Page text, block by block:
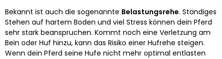
Bekannt ist auch die sogenannte Belastungsrehe. Ständiges
Stehen auf hartem Boden und viel Stress können dein Pferd
sehr stark beanspruchen. Kommt noch eine Verletzung am
Bein oder Huf hinzu, kann das Risiko einer Hufrehe steigen.
Wenn dein Pferd seine Hufe nicht mehr optimal entlasten